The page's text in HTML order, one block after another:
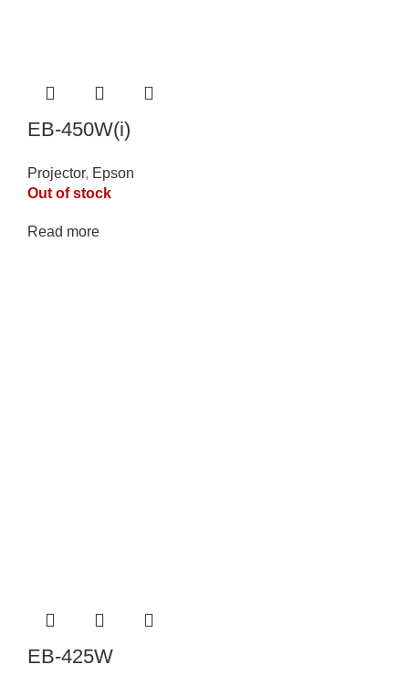
EB-450W(i)
Projector, Epson
Out of stock
Read more
EB-425W